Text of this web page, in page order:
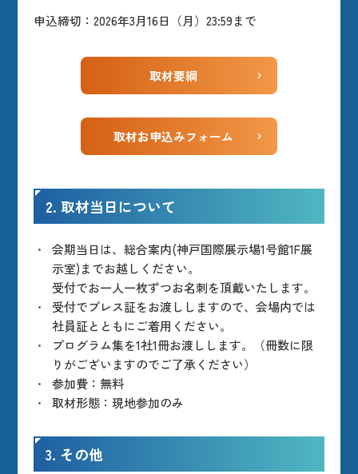
申込締切：2026年3月16日（月）23:59まで
取材要綱
取材お申込みフォーム
2. 取材当日について
会期当日は、総合案内(神戸国際展示場1号館1F展
示室)までお越しください。
受付でお一人一枚ずつお名刺を頂戴いたします。
受付でプレス証をお渡ししますので、会場内では
社員証とともにご着用ください。
プログラム集を1社1冊お渡しします。（冊数に限
りがございますのでご了承ください）
参加費：無料
取材形態：現地参加のみ
3. その他